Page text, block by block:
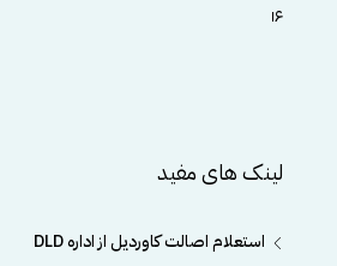
۱۶
لینک های مفید
استعلام اصالت کاوردیل از اداره DLD